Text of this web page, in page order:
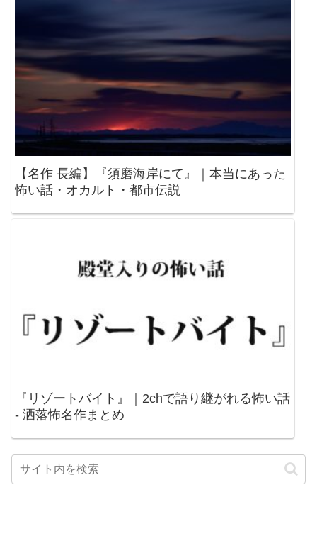
【名作 長編】『須磨海岸にて』｜本当にあった
怖い話・オカルト・都市伝説
『リゾートバイト』｜2chで語り継がれる怖い話
- 洒落怖名作まとめ